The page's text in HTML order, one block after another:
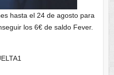
hasta el 24 de agosto para
los 6€ de saldo Fever.